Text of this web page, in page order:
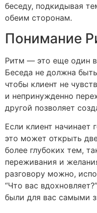
беседу, подкидывая
обеим сторонам.
Понимание
Ритм — это еще один
Беседа не должна
чтобы клиент не
и непринужденно
другой позволяет
Если клиент начинает
это может открыть
более глубоких тем,
переживания и
разговору можно,
“Что вас
были для вас самыми